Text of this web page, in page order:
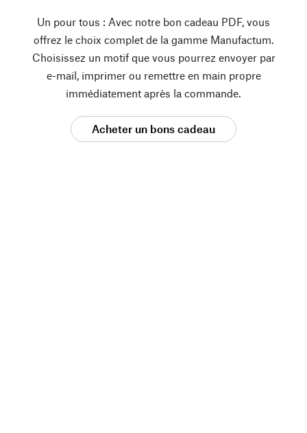
Un pour tous : Avec notre bon cadeau PDF, vous
offrez le choix complet de la gamme Manufactum.
Choisissez un motif que vous pourrez envoyer par
e-mail, imprimer ou remettre en main propre
immédiatement après la commande.
Acheter un bons cadeau